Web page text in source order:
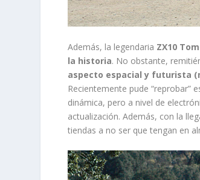
Además, la legendaria ZX10
la historia. No obstante,
aspecto espacial y futurista
Recientemente pude “reprobar”
dinámica, pero a nivel de
actualización. Además, con la
tiendas a no ser que tengan en